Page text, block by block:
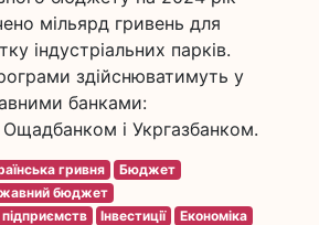
мільярд гривень для
індустріальних парків.
здійснюватимуть у
банками:
і Укргазбанком.
гривня
Бюджет
бюджет
Інвестиції
Економіка